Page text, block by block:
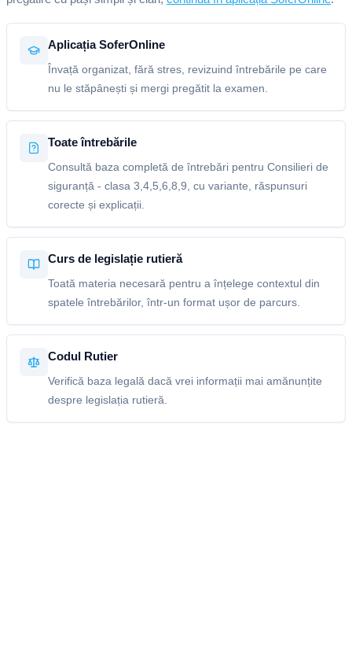
Aplicația SoferOnline
Învață organizat, fără stres, revizuind întrebările pe care
nu le stăpânești și mergi pregătit la examen.
Toate întrebările
Consultă baza completă de întrebări pentru Consilieri de
siguranță - clasa 3,4,5,6,8,9, cu variante, răspunsuri
corecte și explicații.
Curs de legislație rutieră
Toată materia necesară pentru a înțelege contextul din
spatele întrebărilor, într-un format ușor de parcurs.
Codul Rutier
Verifică baza legală dacă vrei informații mai amănunțite
despre legislația rutieră.